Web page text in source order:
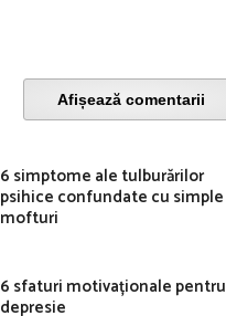
Afișează comentarii
6 simptome ale tulburărilor
psihice confundate cu simple
mofturi
6 sfaturi motivaționale pentru
depresie